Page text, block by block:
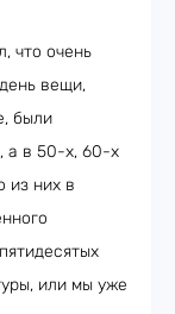
что очень
вещи,
были
а в 50-х, 60-х
из них в
или мы уже